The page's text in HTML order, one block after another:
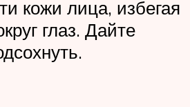
кожи лица, избегая
глаз. Дайте